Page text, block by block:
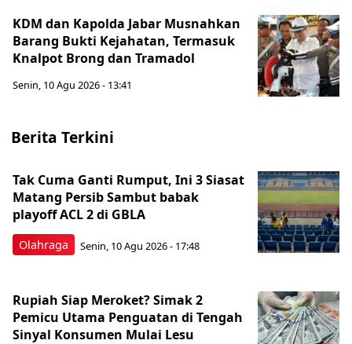
KDM dan Kapolda Jabar Musnahkan
Barang Bukti Kejahatan, Termasuk
Knalpot Brong dan Tramadol
Senin, 10 Agu 2026 - 13:41
Berita Terkini
Olahraga
Tak Cuma Ganti Rumput, Ini 3 Siasat
Matang Persib Sambut babak
playoff ACL 2 di GBLA
Senin, 10 Agu 2026 - 17:48
Rupiah Siap Meroket? Simak 2
Pemicu Utama Penguatan di Tengah
Sinyal Konsumen Mulai Lesu